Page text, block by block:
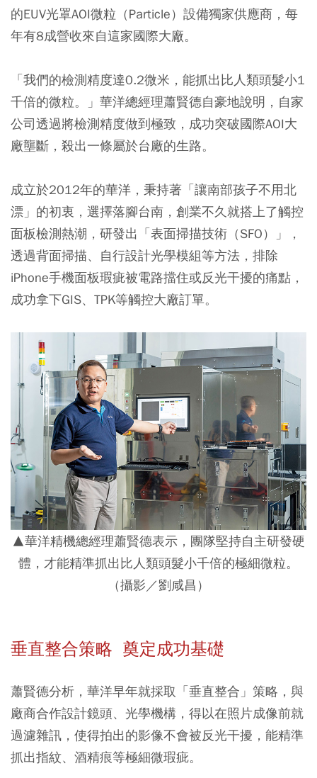
的EUV光罩AOI微粒（Particle）設備獨家供應商，每
年有8成營收來自這家國際大廠。
「我們的檢測精度達0.2微米，能抓出比人類頭髮小1
千倍的微粒。」華洋總經理蕭賢德自豪地說明，自家
公司透過將檢測精度做到極致，成功突破國際AOI大
廠壟斷，殺出一條屬於台廠的生路。
成立於2012年的華洋，秉持著「讓南部孩子不用北
漂」的初衷，選擇落腳台南，創業不久就搭上了觸控
面板檢測熱潮，研發出「表面掃描技術（SFO）」，
透過背面掃描、自行設計光學模組等方法，排除
iPhone手機面板瑕疵被電路擋住或反光干擾的痛點，
成功拿下GIS、TPK等觸控大廠訂單。
▲華洋精機總經理蕭賢德表示，團隊堅持自主研發硬
體，才能精準抓出比人類頭髮小千倍的極細微粒。
（攝影／劉咸昌）
垂直整合策略 奠定成功基礎
蕭賢德分析，華洋早年就採取「垂直整合」策略，與
廠商合作設計鏡頭、光學機構，得以在照片成像前就
過濾雜訊，使得拍出的影像不會被反光干擾，能精準
抓出指紋、酒精痕等極細微瑕疵。